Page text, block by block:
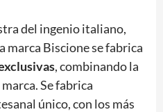
del ingenio italiano,
marca Biscione se fabrica
, combinando la
Se fabrica
único, con los más